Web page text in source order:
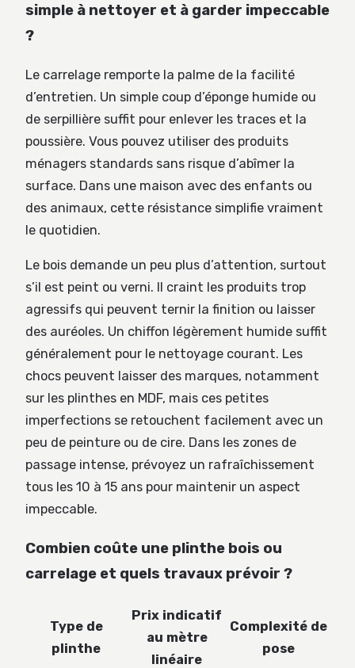
simple à nettoyer et à garder impeccable
?
Le carrelage remporte la palme de la facilité
d’entretien. Un simple coup d’éponge humide ou
de serpillière suffit pour enlever les traces et la
poussière. Vous pouvez utiliser des produits
ménagers standards sans risque d’abîmer la
surface. Dans une maison avec des enfants ou
des animaux, cette résistance simplifie vraiment
le quotidien.
Le bois demande un peu plus d’attention, surtout
s’il est peint ou verni. Il craint les produits trop
agressifs qui peuvent ternir la finition ou laisser
des auréoles. Un chiffon légèrement humide suffit
généralement pour le nettoyage courant. Les
chocs peuvent laisser des marques, notamment
sur les plinthes en MDF, mais ces petites
imperfections se retouchent facilement avec un
peu de peinture ou de cire. Dans les zones de
passage intense, prévoyez un rafraîchissement
tous les 10 à 15 ans pour maintenir un aspect
impeccable.
Combien coûte une plinthe bois ou
carrelage et quels travaux prévoir ?
Type de
plinthe
Prix indicatif
au mètre
linéaire
Complexité de
pose